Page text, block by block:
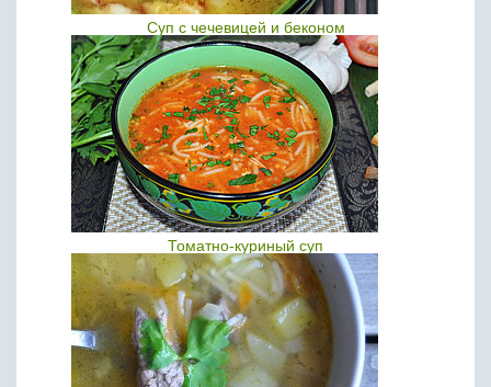
Суп с чечевицей и беконом
Томатно-куриный суп